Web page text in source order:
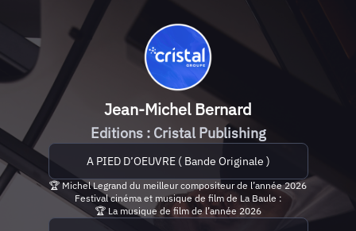
Jean-Michel Bernard
Editions : Cristal Publishing
A PIED D’OEUVRE ( Bande Originale )
🏆 Michel Legrand du meilleur compositeur de l’année 2026
Festival cinéma et musique de film de La Baule :
🏆 La musique de film de l’année 2026